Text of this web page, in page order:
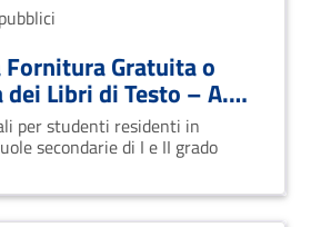
Gratuita o
Libri di Testo – A.S.
per studenti residenti in
secondarie di I e II grado